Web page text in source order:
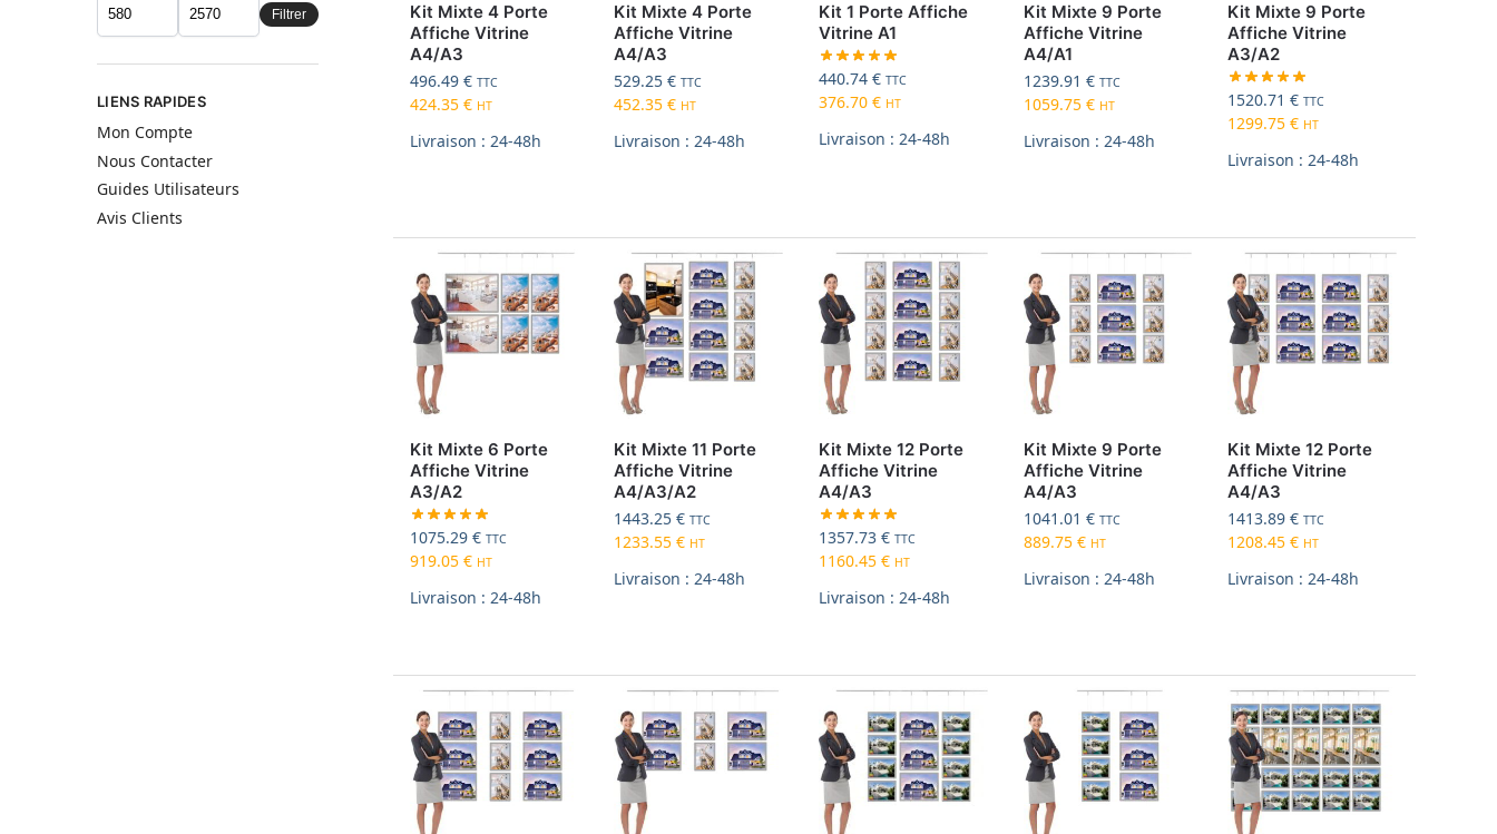
Kit Mixte 4 Porte
Affiche Vitrine
A4/A3
496.49 € TTC
424.35 € HT
Livraison : 24-48h
Kit Mixte 4 Porte
Affiche Vitrine
A4/A3
529.25€ TTC
452.35€ HT
Livraison : 24-48h
Kit 1 Porte Affiche
Vitrine A1
440.74€ TTC
376.70€ HT
Livraison : 24-48h
Kit Mixte 9 Porte
Affiche Vitrine
A4/A1
1239.91 € TTC
1059.75 € HT
Livraison : 24-48h
Kit Mixte 9 Porte
Affiche Vitrine
A3/A2
1520.71€ TTC
1299.75€ HT
Livraison : 24-48h
Kit Mixte 6 Porte
Affiche Vitrine
A3/A2
1075.29 € TTC
919.05 € HT
Livraison : 24-48h
Kit Mixte 11 Porte
Affiche Vitrine
A4/A3/A2
1443.25€ TTC
1233.55€ HT
Livraison : 24-48h
Kit Mixte 12 Porte
Affiche Vitrine
A4/A3
1357.73€ TTC
1160.45€ HT
Livraison : 24-48h
Kit Mixte 9 Porte
Affiche Vitrine
A4/A3
1041.01 € TTC
889.75 € HT
Livraison : 24-48h
Kit Mixte 12 Porte
Affiche Vitrine
A4/A3
1413.89€ TTC
1208.45€ HT
Livraison : 24-48h
Filtrer
LIENS RAPIDES
Mon Compte
Nous Contacter
Guides Utilisateurs
Avis Clients